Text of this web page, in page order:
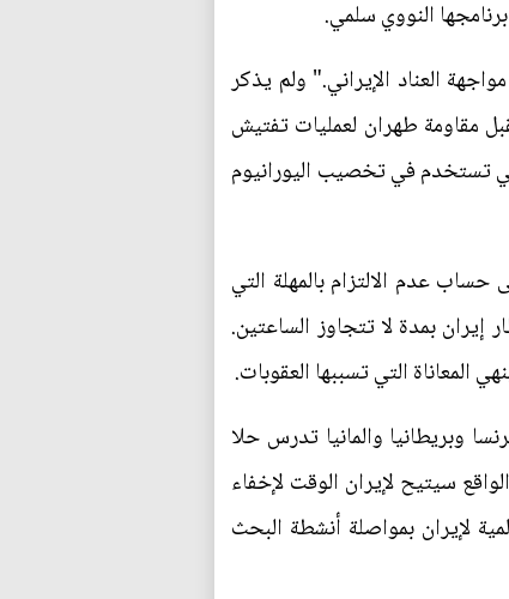
النووي سلمي.
العناد الإيراني." ولم يذكر
مقاومة طهران لعمليات تفتيش
تستخدم في تخصيب اليورانيوم
عدم الالتزام بالمهلة التي
إيران بمدة لا تتجاوز الساعتين.
المعاناة التي تسببها العقوبات.
وبريطانيا والمانيا تدرس حلا
سيتيح لإيران الوقت لإخفاء
لإيران بمواصلة أنشطة البحث